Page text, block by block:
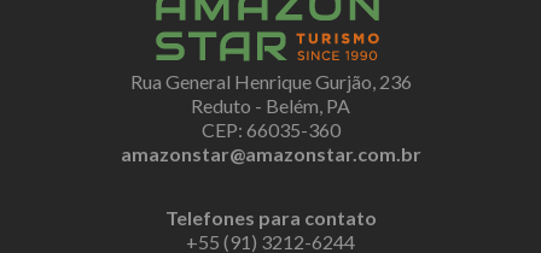
Rua General Henrique Gurjão, 236
Reduto - Belém, PA
CEP: 66035-360
amazonstar@amazonstar.com.br
Telefones para contato
+55 (91) 3212-6244